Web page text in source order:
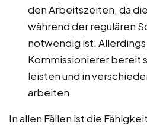
den Arbeitszeiten, da
während der regulären
notwendig ist.
Kommissionierer bereit
leisten und in
arbeiten.
In allen Fällen ist die